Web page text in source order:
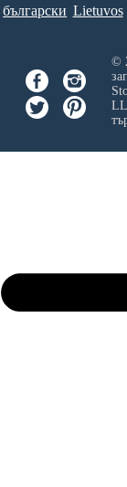
български Lietuvos
©